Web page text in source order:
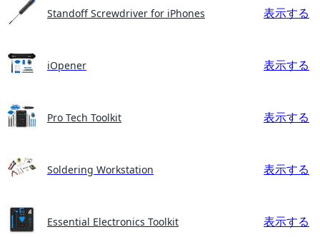
Standoff Screwdriver for iPhones 表示する
iOpener 表示する
Pro Tech Toolkit 表示する
Soldering Workstation 表示する
Essential Electronics Toolkit 表示する